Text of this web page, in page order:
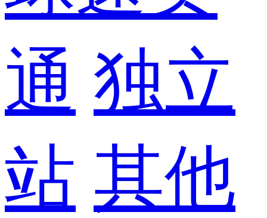
通 独立
站 其他